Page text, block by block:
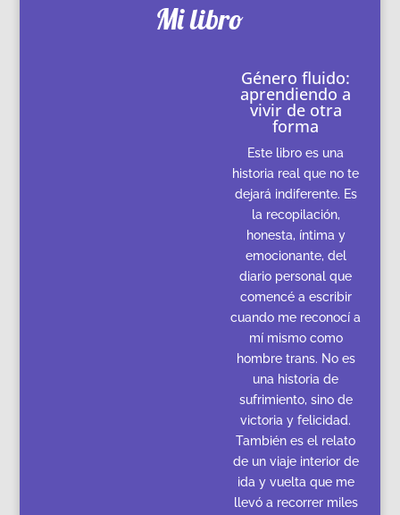
Mi libro
Género fluido:
aprendiendo a
vivir de otra
forma
Este libro es una
historia real que no te
dejará indiferente. Es
la recopilación,
honesta, íntima y
emocionante, del
diario personal que
comencé a escribir
cuando me reconocí a
mí mismo como
hombre trans. No es
una historia de
sufrimiento, sino de
victoria y felicidad.
También es el relato
de un viaje interior de
ida y vuelta que me
llevó a recorrer miles